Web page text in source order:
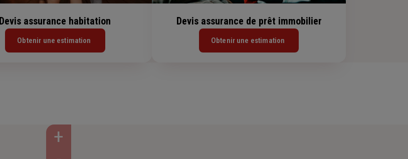
Devis assurance habitation
Obtenir une estimation
Devis assurance de prêt immobilier
Obtenir une estimation